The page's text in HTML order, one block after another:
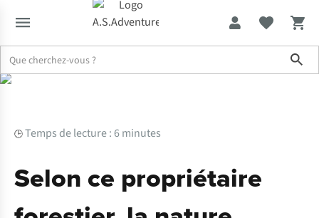
🕒Temps de lecture : 6 minutes
Selon ce propriétaire